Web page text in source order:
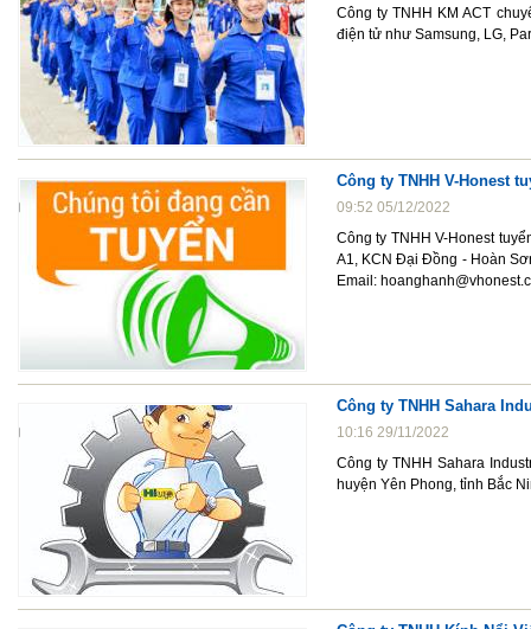
Công ty TNHH KM ACT
điện tử như Samsung, LG,
Công ty TNHH V-Honest
09:52 05/12/2022
Công ty TNHH V-Honest
A1, KCN Đại Đồng - Hoàn
Email:
Công ty TNHH Sahara
10:16 29/11/2022
Công ty TNHH Sahara
huyện Yên Phong, tỉnh Bắc